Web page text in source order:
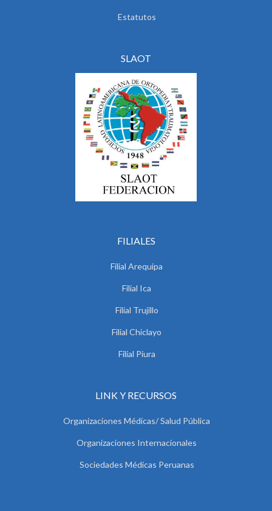
Estatutos
SLAOT
FILIALES
Filial Arequipa
Filial Ica
Filial Trujillo
Filial Chiclayo
Filial Piura
LINK Y RECURSOS
Organizaciones Médicas/ Salud Pública
Organizaciones Internacionales
Sociedades Médicas Peruanas